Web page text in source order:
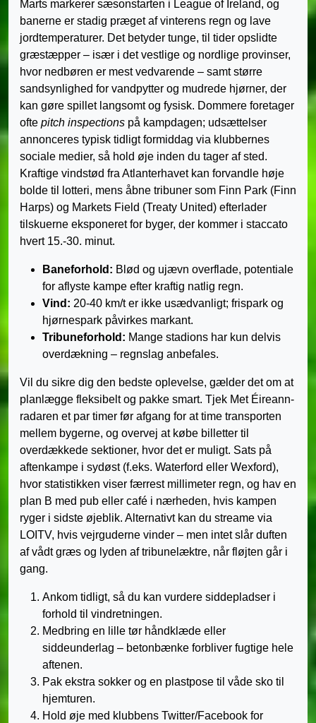
Marts markerer sæsonstarten i League of Ireland, og
banerne er stadig præget af vinterens regn og lave
jordtemperaturer. Det betyder tunge, til tider opslidte
græstæpper – især i det vestlige og nordlige provinser,
hvor nedbøren er mest vedvarende – samt større
sandsynlighed for vandpytter og mudrede hjørner, der
kan gøre spillet langsomt og fysisk. Dommere foretager
ofte pitch inspections på kampdagen; udsættelser
annonceres typisk tidligt formiddag via klubbernes
sociale medier, så hold øje inden du tager af sted.
Kraftige vindstød fra Atlanterhavet kan forvandle høje
bolde til lotteri, mens åbne tribuner som Finn Park (Finn
Harps) og Markets Field (Treaty United) efterlader
tilskuerne eksponeret for byger, der kommer i staccato
hvert 15.-30. minut.
Baneforhold: Blød og ujævn overflade, potentiale
for aflyste kampe efter kraftig natlig regn.
Vind: 20-40 km/t er ikke usædvanligt; frispark og
hjørnespark påvirkes markant.
Tribuneforhold: Mange stadions har kun delvis
overdækning – regnslag anbefales.
Vil du sikre dig den bedste oplevelse, gælder det om at
planlægge fleksibelt og pakke smart. Tjek Met Éireann-
radaren et par timer før afgang for at time transporten
mellem bygerne, og overvej at købe billetter til
overdækkede sektioner, hvor det er muligt. Sats på
aftenkampe i sydøst (f.eks. Waterford eller Wexford),
hvor statistikken viser færrest millimeter regn, og hav en
plan B med pub eller café i nærheden, hvis kampen
ryger i sidste øjeblik. Alternativt kan du streame via
LOITV, hvis vejrguderne vinder – men intet slår duften
af vådt græs og lyden af tribunelæktre, når fløjten går i
gang.
Ankom tidligt, så du kan vurdere siddepladser i
forhold til vindretningen.
Medbring en lille tør håndklæde eller
siddeunderlag – betonbænke forbliver fugtige hele
aftenen.
Pak ekstra sokker og en plastpose til våde sko til
hjemturen.
Hold øje med klubbens Twitter/Facebook for